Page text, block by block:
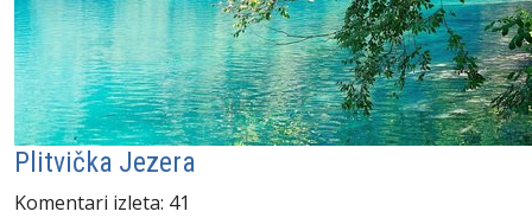
Plitvička Jezera
Komentari izleta: 41